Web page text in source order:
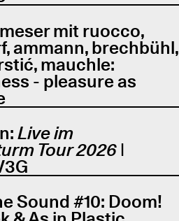
mit ruocco,
ammann, brechbühl,
mauchle:
- pleasure as
Live im
Tour 2026 |
Sound #10: Doom!